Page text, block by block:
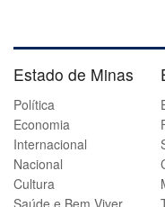
Estado de Minas
Política
Economia
Internacional
Nacional
Cultura
Saúde e Bem Viver